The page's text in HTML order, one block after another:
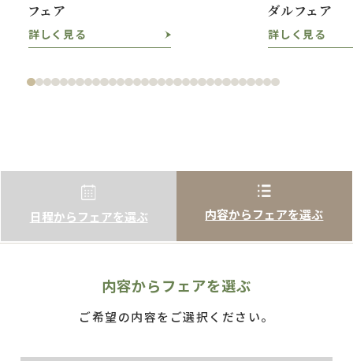
フェア
詳しく見る
ダルフェア
詳しく見る
日程からフェアを選ぶ 内容からフェアを選ぶ
内容からフェアを選ぶ
ご希望の内容をご選択ください。